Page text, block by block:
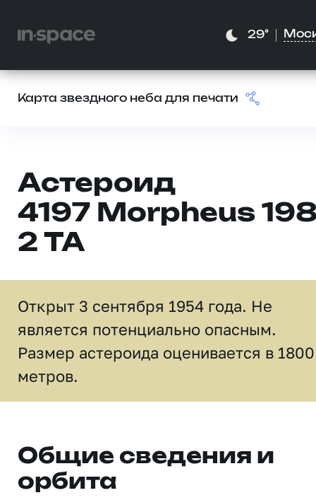
29°
Карта звездного неба для печати
Астероид
4197 Morpheus
2 TA
Открыт 3 сентября 1954 года. Не
является потенциально опасным.
Размер астероида оценивается в 1800
метров.
Общие сведения и
орбита